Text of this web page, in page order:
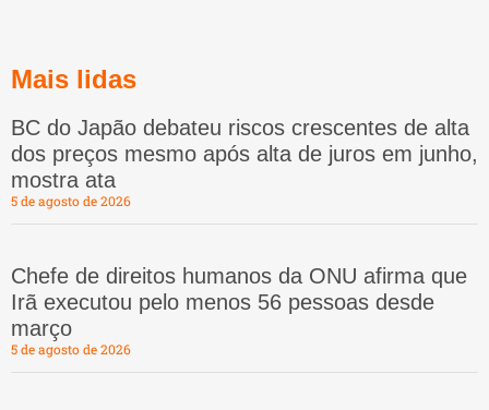
Mais lidas
BC do Japão debateu riscos crescentes de alta
dos preços mesmo após alta de juros em junho,
mostra ata
5 de agosto de 2026
Chefe de direitos humanos da ONU afirma que
Irã executou pelo menos 56 pessoas desde
março
5 de agosto de 2026